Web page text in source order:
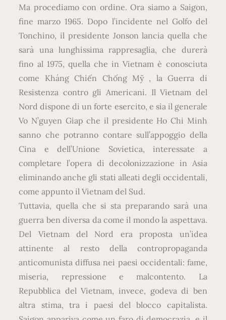
Ma procediamo con ordine. Ora siamo a Saigon,
fine marzo 1965. Dopo l’incidente nel Golfo del
Tonchino, il presidente Jonson lancia quella che
sarà una lunghissima rappresaglia, che durerà
fino al 1975, quella che in Vietnam è conosciuta
come Kháng Chiến Chống Mỹ , la Guerra di
Resistenza contro gli Americani. Il Vietnam del
Nord dispone di un forte esercito, e sia il generale
Vo N’guyen Giap che il presidente Ho Chi Minh
sanno che potranno contare sull’appoggio della
Cina e dell’Unione Sovietica, interessate a
completare l’opera di decolonizzazione in Asia
eliminando anche gli stati alleati degli occidentali,
come appunto il Vietnam del Sud.
Tuttavia, quella che si sta preparando sarà una
guerra ben diversa da come il mondo la aspettava.
Del Vietnam del Nord era proposta un’idea
attinente al resto della contropropaganda
anticomunista diffusa nei paesi occidentali: fame,
miseria, repressione e malcontento. La
Repubblica del Vietnam, invece, godeva di ben
altra stima, tra i paesi del blocco capitalista.